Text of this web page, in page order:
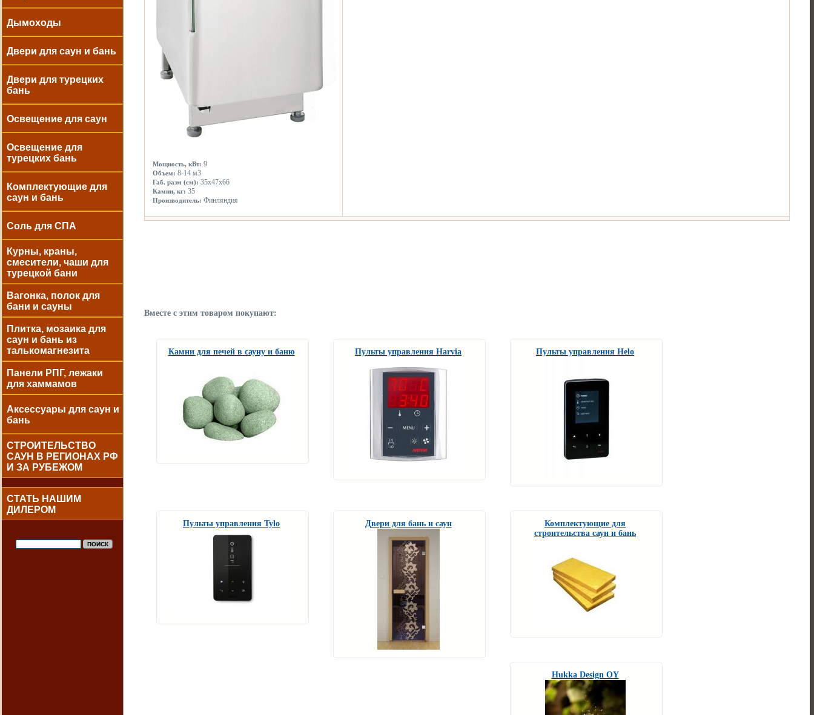
Дымоходы
Двери для саун и бань
Двери для турецких
бань
Освещение для саун
Освещение для
турецких бань
Комплектующие для
саун и бань
Соль для СПА
Курны, краны,
смесители, чаши для
турецкой бани
Вагонка, полок для
бани и сауны
Плитка, мозаика для
саун и бань из
талькомагнезита
Панели РПГ, лежаки
для хаммамов
Аксессуары для саун и
бань
СТРОИТЕЛЬСТВО
САУН В РЕГИОНАХ РФ
И ЗА РУБЕЖОМ
СТАТЬ НАШИМ
ДИЛЕРОМ
Мощность, кВт: 9
Объем: 8-14 м3
Габ. разм (см): 35х47x66
Камни, кг: 35
Производитель: Финляндия
Вместе с этим товаром покупают:
Камни для печей в сауну и баню Пульты управления Harvia Пульты управления Helo
Пульты управления Tylo Двери для бань и саун
Комплектующие для
строительства саун и бань
Hukka Design OY